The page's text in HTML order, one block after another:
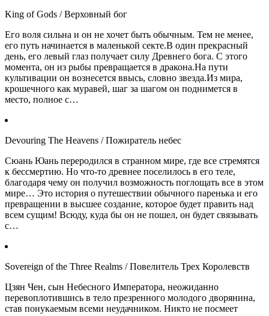
King of Gods / Верховный бог
Его воля сильна и он не хочет быть обычным. Тем не менее,
его путь начинается в маленькой секте.В один прекрасный
день, его левый глаз получает силу Древнего бога. С этого
момента, он из рыбы превращается в дракона.На пути
культивации он вознесется ввысь, словно звезда.Из мира,
крошечного как муравей, шаг за шагом он поднимется в
место, полное с…
Devouring The Heavens / Пожиратель небес
Сюань Юань переродился в странном мире, где все стремятся
к бессмертию. Но что-то древнее поселилось в его теле,
благодаря чему он получил возможность поглощать все в этом
мире… Это история о путешествии обычного паренька и его
превращении в высшее создание, которое будет править над
всем сущим! Всюду, куда бы он не пошел, он будет связывать
с…
Sovereign of the Three Realms / Повелитель Трех Королевств
Цзян Чен, сын Небесного Императора, неожиданно
перевоплотившись в тело презренного молодого дворянина,
став понукаемым всеми неудачником. Никто не посмеет